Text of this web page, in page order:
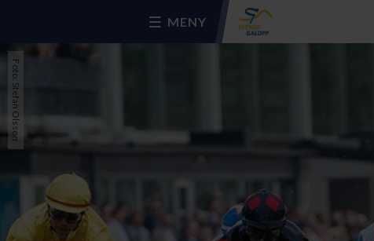
MENY
Foto: Stefan Olsson